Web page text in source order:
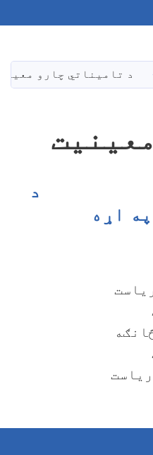
د تامیناتي چارو
د
اړه